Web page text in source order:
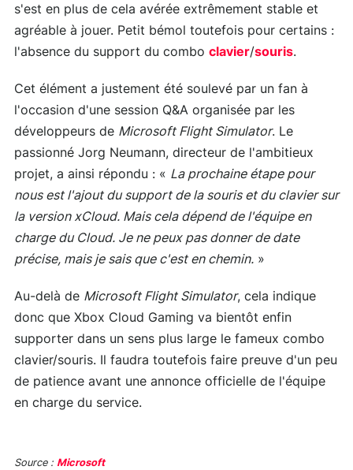
s'est en plus de cela avérée extrêmement stable et
agréable à jouer. Petit bémol toutefois pour certains :
l'absence du support du combo clavier/souris.
Cet élément a justement été soulevé par un fan à
l'occasion d'une session Q&A organisée par les
développeurs de Microsoft Flight Simulator. Le
passionné Jorg Neumann, directeur de l'ambitieux
projet, a ainsi répondu : « La prochaine étape pour
nous est l'ajout du support de la souris et du clavier sur
la version xCloud. Mais cela dépend de l'équipe en
charge du Cloud. Je ne peux pas donner de date
précise, mais je sais que c'est en chemin. »
Au-delà de Microsoft Flight Simulator, cela indique
donc que Xbox Cloud Gaming va bientôt enfin
supporter dans un sens plus large le fameux combo
clavier/souris. Il faudra toutefois faire preuve d'un peu
de patience avant une annonce officielle de l'équipe
en charge du service.
Source : Microsoft